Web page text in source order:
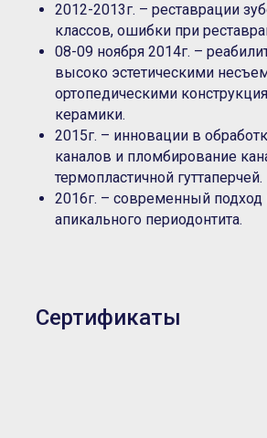
2012-2013г. – реставрации
классов, ошибки при
08-09 ноября 2014г. –
высоко эстетическими
ортопедическими
керамики.
2015г. – инновации в
каналов и пломбирование
термопластичной гуттаперчей.
2016г. – современный
апикального периодонтита.
Сертификаты